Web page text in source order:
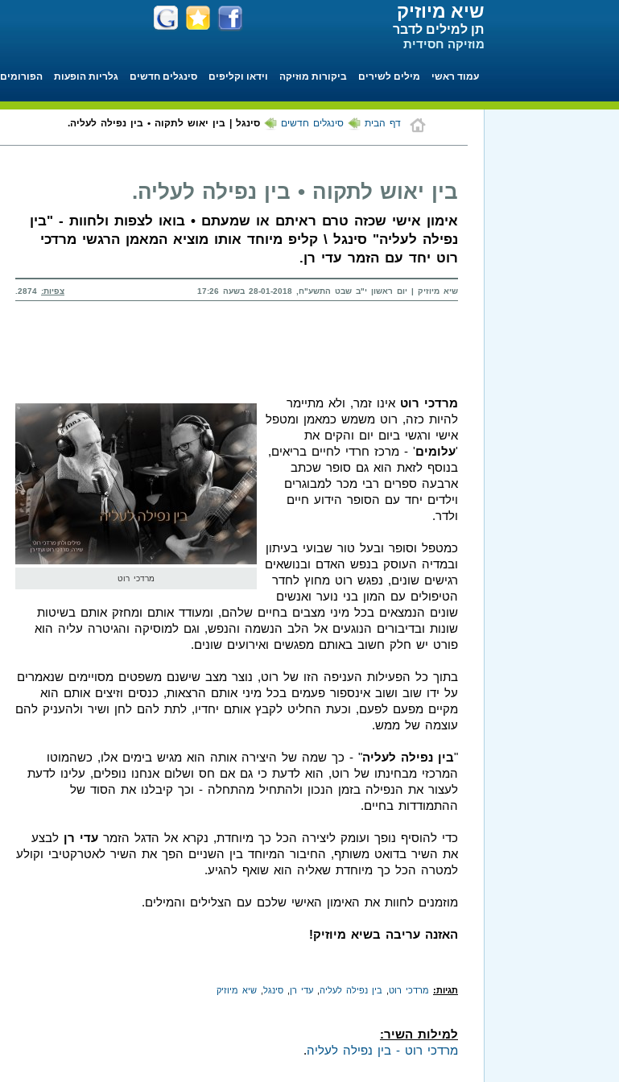
שיא מיוזיק
תן למילים לדבר
מוזיקה חסידית
עמוד ראשי מילים לשירים ביקורות מוזיקה וידאו וקליפים סינגלים חדשים גלריות הופעות הפורומים
דף הבית סינגלים חדשים סינגל | בין יאוש לתקוה • בין נפילה לעליה.
בין יאוש לתקוה • בין נפילה לעליה.
אימון אישי שכזה טרם ראיתם או שמעתם • בואו לצפות ולחוות - "בין
נפילה לעליה" סינגל \ קליפ מיוחד אותו מוציא המאמן הרגשי מרדכי
רוט יחד עם הזמר עדי רן.
שיא מיוזיק | יום ראשון י"ב שבט התשע"ח, 28-01-2018 בשעה 17:26 צפיות:
מרדכי רוט
מרדכי רוט אינו זמר, ולא מתיימר
להיות כזה, רוט משמש כמאמן ומטפל
אישי ורגשי ביום יום והקים את
'עלומים' - מרכז חרדי לחיים בריאים,
בנוסף לזאת הוא גם סופר שכתב
ארבעה ספרים רבי מכר למבוגרים
וילדים יחד עם הסופר הידוע חיים
ולדר.
כמטפל וסופר ובעל טור שבועי בעיתון
ובמדיה העוסק בנפש האדם ובנושאים
רגישים שונים, נפגש רוט מחוץ לחדר
הטיפולים עם המון בני נוער ואנשים
שונים הנמצאים בכל מיני מצבים בחיים שלהם, ומעודד אותם ומחזק אותם בשיטות
שונות ובדיבורים הנוגעים אל הלב הנשמה והנפש, וגם למוסיקה והגיטרה עליה הוא
פורט יש חלק חשוב באותם מפגשים ואירועים שונים.
בתוך כל הפעילות העניפה הזו של רוט, נוצר מצב שישנם משפטים מסויימים שנאמרים
על ידו שוב ושוב אינספור פעמים בכל מיני אותם הרצאות, כנסים וזיצים אותם הוא
מקיים מפעם לפעם, וכעת החליט לקבץ אותם יחדיו, לתת להם לחן ושיר ולהעניק להם
עוצמה של ממש.
"בין נפילה לעליה" - כך שמה של היצירה אותה הוא מגיש בימים אלו, כשהמוטו
המרכזי מבחינתו של רוט, הוא לדעת כי גם אם חס ושלום אנחנו נופלים, עלינו לדעת
לעצור את הנפילה בזמן הנכון ולהתחיל מהתחלה - וכך קיבלנו את הסוד של
ההתמודדות בחיים.
כדי להוסיף נופך ועומק ליצירה הכל כך מיוחדת, נקרא אל הדגל הזמר עדי רן לבצע
את השיר בדואט משותף, החיבור המיוחד בין השניים הפך את השיר לאטרקטיבי וקולע
למטרה הכל כך מיוחדת שאליה הוא שואף להגיע.
מוזמנים לחוות את האימון האישי שלכם עם הצלילים והמילים.
האזנה עריבה בשיא מיוזיק!
תגיות: מרדכי רוט בין נפילה לעליה עדי רן סינגל שיא מיוזיק
למילות השיר:
מרדכי רוט - בין נפילה לעליה.